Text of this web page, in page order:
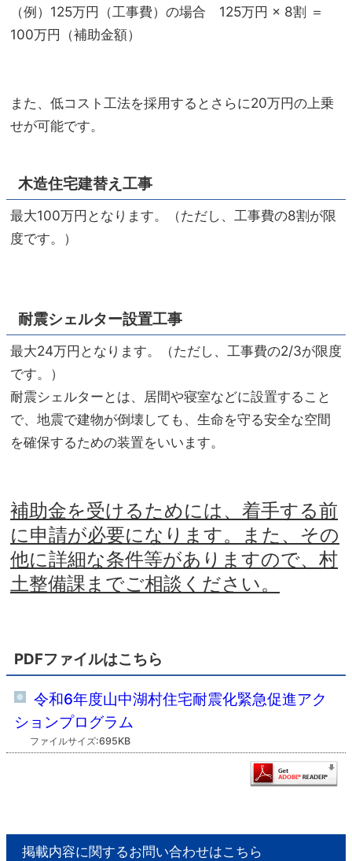
（例）125万円（工事費）の場合 125万円 × 8割 ＝
100万円（補助金額）
また、低コスト工法を採用するとさらに20万円の上乗
せが可能です。
木造住宅建替え工事
最大100万円となります。（ただし、工事費の8割が限
度です。）
耐震シェルター設置工事
最大24万円となります。（ただし、工事費の2/3が限度
です。）
耐震シェルターとは、居間や寝室などに設置すること
で、地震で建物が倒壊しても、生命を守る安全な空間
を確保するための装置をいいます。
補助金を受けるためには、着手する前
に申請が必要になります。また、その
他に詳細な条件等がありますので、村
土整備課までご相談ください。
PDFファイルはこちら
令和6年度山中湖村住宅耐震化緊急促進アク
ションプログラム
ファイルサイズ:695KB
掲載内容に関するお問い合わせはこちら